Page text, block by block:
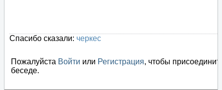
Спасибо сказали: черкес
Пожалуйста Войти или Регистрация, чтобы
беседе.